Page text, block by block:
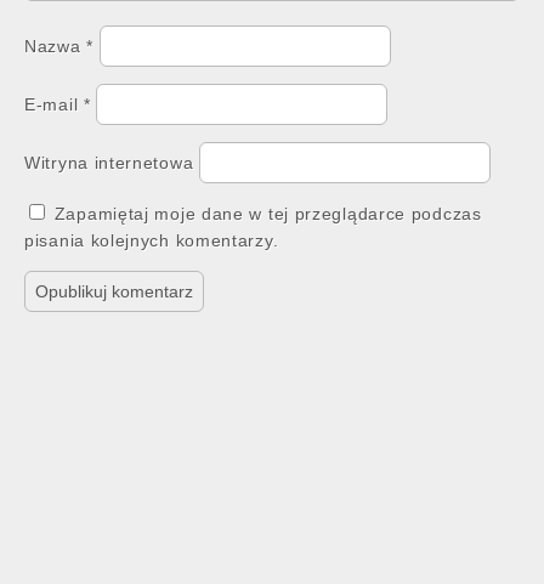
Nazwa*
E-mail *
Witryna internetowa
Zapamiętaj moje dane w tej przeglądarce podczas
pisania kolejnych komentarzy.